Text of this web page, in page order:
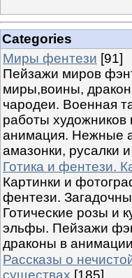
Categories
Миры фентези [91]
Пейзажи миров
миры,воины,
чародеи. Военная
работы художников
анимация. Нежные
амазонки, русалки
Готика и фентези.
Картинки и
фентези.
Готические розы и
эльфы. Пейзажи
драконы в
Рассказы о
существах [185]